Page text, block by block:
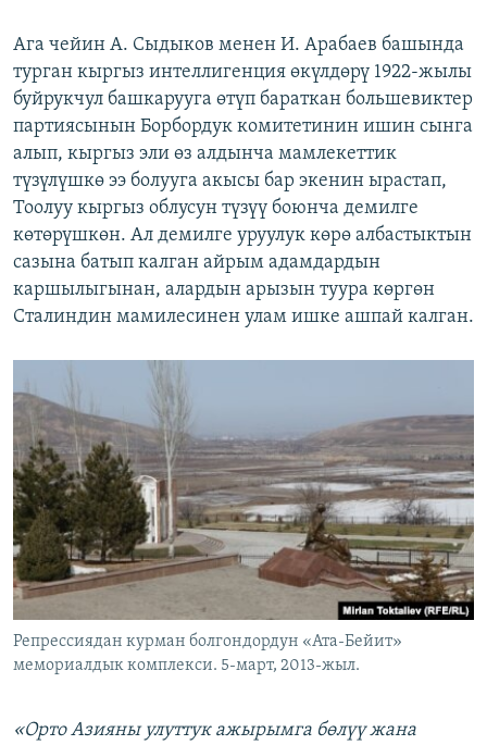
Ага чейин А. Сыдыков менен И. Арабаев башында
турган кыргыз интеллигенция өкүлдөрү 1922-жылы
буйрукчул башкарууга өтүп бараткан большевиктер
партиясынын Борбордук комитетинин ишин сынга
алып, кыргыз эли өз алдынча мамлекеттик
түзүлүшкө ээ болууга акысы бар экенин ырастап,
Тоолуу кыргыз облусун түзүү боюнча демилге
көтөрүшкөн. Ал демилге уруулук көрө албастыктын
сазына батып калган айрым адамдардын
каршылыгынан, алардын арызын туура көргөн
Сталиндин мамилесинен улам ишке ашпай калган.
Репрессиядан курман болгондордун «Ата-Бейит»
мемориалдык комплекси. 5-март, 2013-жыл.
«Орто Азияны улуттук ажырымга бөлүү жана